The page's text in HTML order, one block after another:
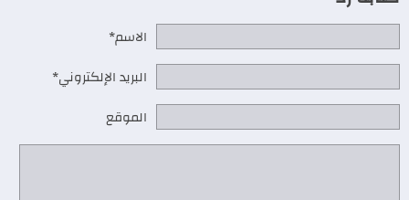
الاسم*
البريد الإلكتروني*
الموقع